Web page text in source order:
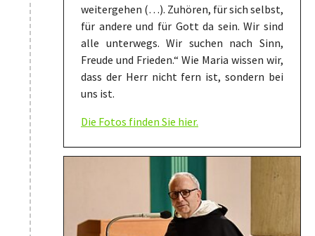
weitergehen (…). Zuhören, für sich selbst,
für andere und für Gott da sein. Wir sind
alle unterwegs. Wir suchen nach Sinn,
Freude und Frieden.“ Wie Maria wissen wir,
dass der Herr nicht fern ist, sondern bei
uns ist.
Die Fotos finden Sie hier.